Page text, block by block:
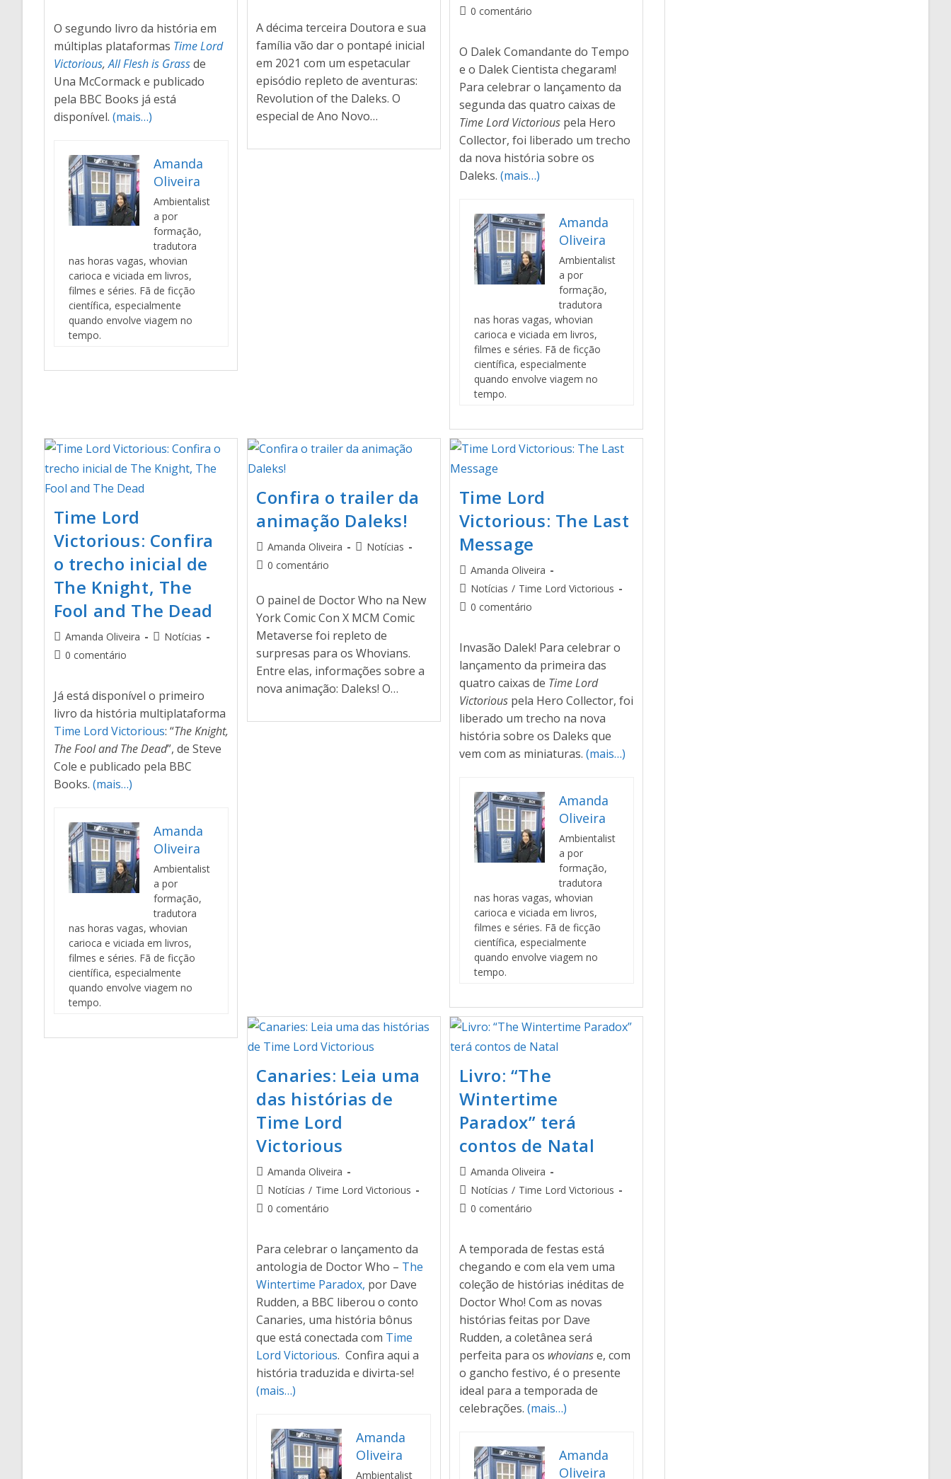
O segundo livro da história em
múltiplas plataformas Time Lord
Victorious,All Flesh is Grassde
Una McCormack e publicado
pela BBC Books já está
disponível. (mais…)
Amanda
Oliveira
Ambientalist
a por
formação,
tradutora
nas horas vagas, whovian
carioca e viciada em livros,
filmes e séries. Fã de ficção
científica, especialmente
quando envolve viagem no
tempo.
A décima terceira Doutora e sua
família vão dar o pontapé inicial
em 2021 com um espetacular
episódio repleto de aventuras:
Revolution of the Daleks. O
especial de Ano Novo…
0 comentário
O Dalek Comandante do Tempo
e o Dalek Cientista chegaram!
Para celebrar o lançamento da
segunda das quatro caixas de
Time Lord Victoriouspela Hero
Collector, foi liberado um trecho
da nova história sobre os
Daleks. (mais…)
Amanda
Oliveira
Ambientalist
a por
formação,
tradutora
nas horas vagas, whovian
carioca e viciada em livros,
filmes e séries. Fã de ficção
científica, especialmente
quando envolve viagem no
tempo.
Time Lord
Victorious: Confira
o trecho inicial de
The Knight, The
Fool and The Dead
Amanda Oliveira
Notícias
0 comentário
Já está disponível o primeiro
livro da história multiplataforma
Time Lord Victorious: “The Knight,
The Fool and The Dead”, de Steve
Cole e publicado pela BBC
Books. (mais…)
Amanda
Oliveira
Ambientalist
a por
formação,
tradutora
nas horas vagas, whovian
carioca e viciada em livros,
filmes e séries. Fã de ficção
científica, especialmente
quando envolve viagem no
tempo.
Confira o trailer da
animação Daleks!
Amanda Oliveira
Notícias
0 comentário
O painel de Doctor Who na New
York Comic Con X MCM Comic
Metaverse foi repleto de
surpresas para os Whovians.
Entre elas, informações sobre a
nova animação: Daleks! O…
Time Lord
Victorious: The Last
Message
Amanda Oliveira
Notícias / Time Lord Victorious
0 comentário
Invasão Dalek! Para celebrar o
lançamento da primeira das
quatro caixas de Time Lord
Victoriouspela Hero Collector, foi
liberado um trecho na nova
história sobre os Daleks que
vem com as miniaturas. (mais…)
Amanda
Oliveira
Ambientalist
a por
formação,
tradutora
nas horas vagas, whovian
carioca e viciada em livros,
filmes e séries. Fã de ficção
científica, especialmente
quando envolve viagem no
tempo.
Canaries: Leia uma
das histórias de
Time Lord
Victorious
Amanda Oliveira
Notícias / Time Lord Victorious
0 comentário
Para celebrar o lançamento da
antologia de Doctor Who – The
Wintertime Paradox, por Dave
Rudden, a BBC liberou o conto
Canaries, uma história bônus
que está conectada com Time
Lord Victorious. Confira aqui a
história traduzida e divirta-se!
(mais…)
Amanda
Oliveira
Ambientalist
Livro: “The
Wintertime
Paradox” terá
contos de Natal
Amanda Oliveira
Notícias / Time Lord Victorious
0 comentário
A temporada de festas está
chegando e com ela vem uma
coleção de histórias inéditas de
Doctor Who! Com as novas
histórias feitas por Dave
Rudden, a coletânea será
perfeita para os whovianse, com
o gancho festivo, é o presente
ideal para a temporada de
celebrações. (mais…)
Amanda
Oliveira